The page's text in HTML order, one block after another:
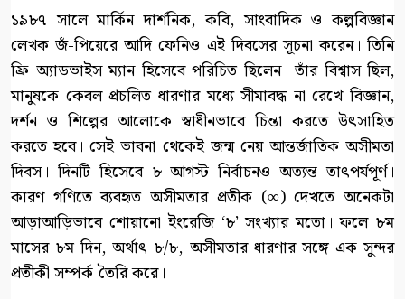
১৯৮৭ সালে মার্কিন দার্শনিক, কবি, সাংবাদিক ও কল্পবিজ্ঞান
লেখক জঁ-পিয়েরে আদি ফেনিও এই দিবসের সূচনা করেন। তিনি
ফ্রি অ্যাডভাইস ম্যান হিসেবে পরিচিত ছিলেন। তাঁর বিশ্বাস ছিল,
মানুষকে কেবল প্রচলিত ধারণার মধ্যে সীমাবদ্ধ না রেখে বিজ্ঞান,
দর্শন ও শিল্পের আলোকে স্বাধীনভাবে চিন্তা করতে উৎসাহিত
করতে হবে। সেই ভাবনা থেকেই জন্ম নেয় আন্তর্জাতিক অসীমতা
দিবস। দিনটি হিসেবে ৮ আগস্ট নির্বাচনও অত্যন্ত তাৎপর্যপূর্ণ।
কারণ গণিতে ব্যবহৃত অসীমতার প্রতীক (∞) দেখতে অনেকটা
আড়াআড়িভাবে শোয়ানো ইংরেজি ‘৮’ সংখ্যার মতো। ফলে ৮ম
মাসের ৮ম দিন, অর্থাৎ ৮/৮, অসীমতার ধারণার সঙ্গে এক সুন্দর
প্রতীকী সম্পর্ক তৈরি করে।